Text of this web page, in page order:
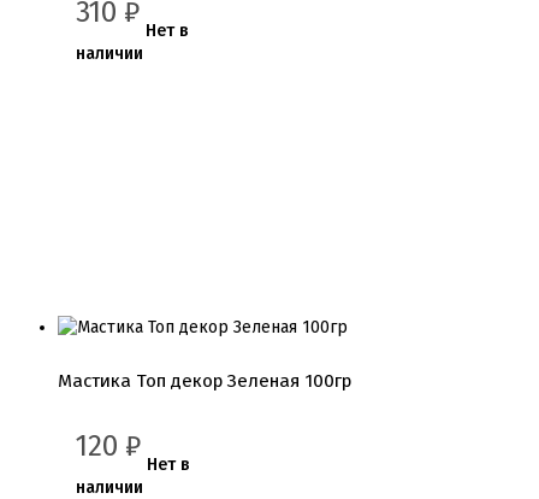
310 ₽
Нет в
наличии
Мастика Топ декор Зеленая 100гр
120 ₽
Нет в
наличии